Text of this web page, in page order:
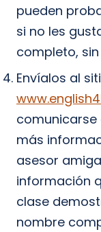
pueden
si no les
completo,
Envíalos al
comunicarse
más
asesor
información
clase
nombre